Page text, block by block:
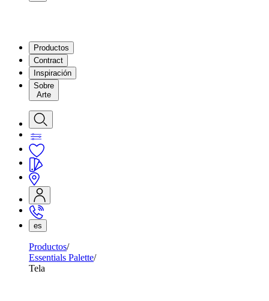
Productos
Contract
Inspiración
Sobre
Arte
es
Productos
Essentials Palette
Tela